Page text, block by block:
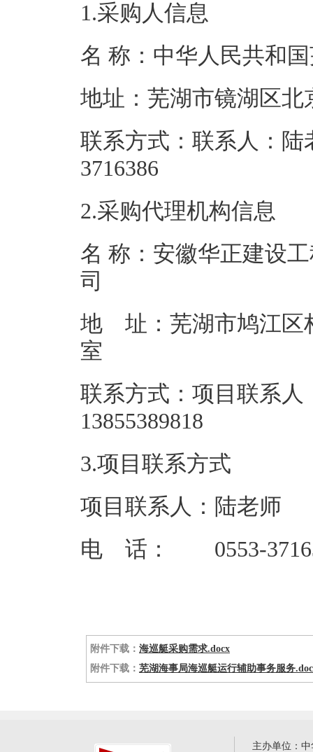
1.采购人信息
名 称：中华人民
地址：芜湖市
联系方式：联系人：陆
3716386
2.采购代理机构信息
名 称：安徽华正建设
地 址：芜湖市鸠江区
联系方式：项目联系人
3.项目联系方式
项目联系人：陆老师
电 话： 0553-
附件下载： 海巡艇采购需求.docx
附件下载： 芜湖海事局海巡艇运行辅助事务服务
主办单位：